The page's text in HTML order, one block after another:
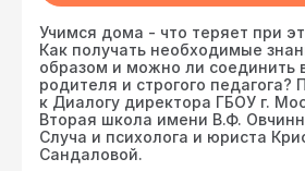
Учимся дома - что теряет при
Как получать необходимые
образом и можно ли соединить
родителя и строгого педагога?
к Диалогу директора ГБОУ г.
Вторая школа имени В.Ф.
Случа и психолога и юриста
Сандаловой.
1 3 2